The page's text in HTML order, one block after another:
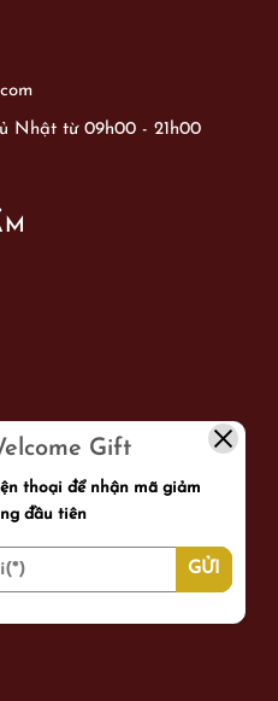
Nhật từ 09h00 - 21h00
khách hàng
Gift
thoại để nhận mã giảm
đầu tiên